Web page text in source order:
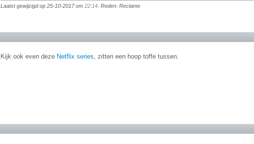
Laatst gewijzigd op 25-10-2017 om 22:14 . Reden: Reclame
Kijk ook even deze Netflix series, zitten een hoop toffe tussen.